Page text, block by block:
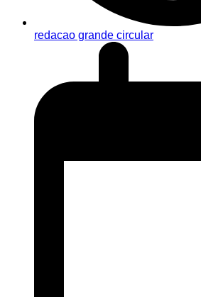
redacao grande circular